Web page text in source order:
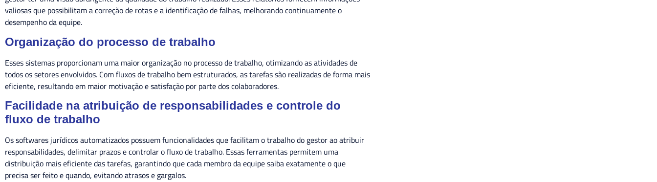
valiosas que possibilitam a correção de rotas e a identificação de falhas, melhorando continuamente o
desempenho da equipe.
Organização do processo de trabalho
Esses sistemas proporcionam uma maior organização no processo de trabalho, otimizando as atividades de
todos os setores envolvidos. Com fluxos de trabalho bem estruturados, as tarefas são realizadas de forma mais
eficiente, resultando em maior motivação e satisfação por parte dos colaboradores.
Facilidade na atribuição de responsabilidades e controle do
fluxo de trabalho
Os softwares jurídicos automatizados possuem funcionalidades que facilitam o trabalho do gestor ao atribuir
responsabilidades, delimitar prazos e controlar o fluxo de trabalho. Essas ferramentas permitem uma
distribuição mais eficiente das tarefas, garantindo que cada membro da equipe saiba exatamente o que
precisa ser feito e quando, evitando atrasos e gargalos.